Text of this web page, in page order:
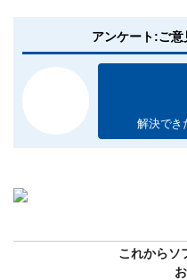
アンケート:ご
解決でき
これからソ